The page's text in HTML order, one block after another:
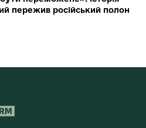
пережив російський полон